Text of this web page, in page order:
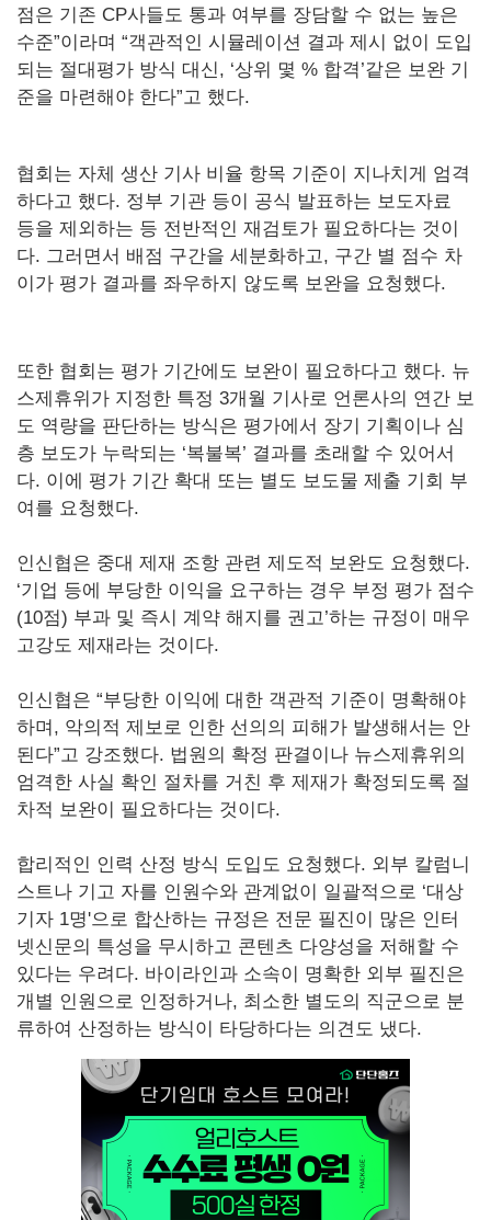
점은 기존 CP사들도 통과 여부를 장담할 수 없는 높은
수준”이라며 “객관적인 시뮬레이션 결과 제시 없이 도입
되는 절대평가 방식 대신, ‘상위 몇 % 합격’같은 보완 기
준을 마련해야 한다”고 했다.
협회는 자체 생산 기사 비율 항목 기준이 지나치게 엄격
하다고 했다. 정부 기관 등이 공식 발표하는 보도자료
등을 제외하는 등 전반적인 재검토가 필요하다는 것이
다. 그러면서 배점 구간을 세분화하고, 구간 별 점수 차
이가 평가 결과를 좌우하지 않도록 보완을 요청했다.
또한 협회는 평가 기간에도 보완이 필요하다고 했다. 뉴
스제휴위가 지정한 특정 3개월 기사로 언론사의 연간 보
도 역량을 판단하는 방식은 평가에서 장기 기획이나 심
층 보도가 누락되는 ‘복불복’ 결과를 초래할 수 있어서
다. 이에 평가 기간 확대 또는 별도 보도물 제출 기회 부
여를 요청했다.
인신협은 중대 제재 조항 관련 제도적 보완도 요청했다.
‘기업 등에 부당한 이익을 요구하는 경우 부정 평가 점수
(10점) 부과 및 즉시 계약 해지를 권고’하는 규정이 매우
고강도 제재라는 것이다.
인신협은 “부당한 이익에 대한 객관적 기준이 명확해야
하며, 악의적 제보로 인한 선의의 피해가 발생해서는 안
된다”고 강조했다. 법원의 확정 판결이나 뉴스제휴위의
엄격한 사실 확인 절차를 거친 후 제재가 확정되도록 절
차적 보완이 필요하다는 것이다.
합리적인 인력 산정 방식 도입도 요청했다. 외부 칼럼니
스트나 기고 자를 인원수와 관계없이 일괄적으로 ‘대상
기자 1명'으로 합산하는 규정은 전문 필진이 많은 인터
넷신문의 특성을 무시하고 콘텐츠 다양성을 저해할 수
있다는 우려다. 바이라인과 소속이 명확한 외부 필진은
개별 인원으로 인정하거나, 최소한 별도의 직군으로 분
류하여 산정하는 방식이 타당하다는 의견도 냈다.